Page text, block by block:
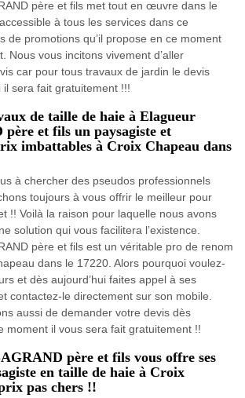
père et fils met tout en œuvre dans le
à tous les services dans ce
de promotions qu’il propose en ce moment
Nous vous incitons vivement d’aller
car pour tous travaux de jardin le devis
sera fait gratuitement !!!
de taille de haie à Elagueur
et fils un paysagiste et
imbattables à Croix Chapeau dans
à chercher des pseudos professionnels
toujours à vous offrir le meilleur pour
!! Voilà la raison pour laquelle nous avons
solution qui vous facilitera l’existence.
père et fils est un véritable pro de renom
dans le 17220. Alors pourquoi voulez-
et dès aujourd’hui faites appel à ses
contactez-le directement sur son mobile.
aussi de demander votre devis dès
moment il vous sera fait gratuitement !!
père et fils vous offre ses
en taille de haie à Croix
pas chers !!